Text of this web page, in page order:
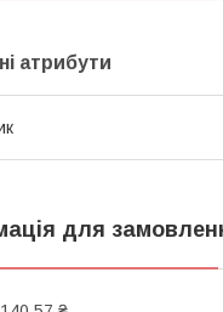
атрибути
для